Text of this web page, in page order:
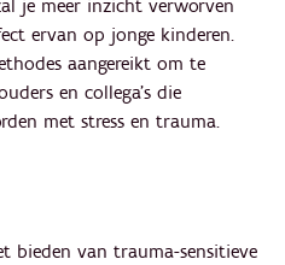
je meer inzicht verworven
ervan op jonge kinderen.
aangereikt om te
en collega’s die
met stress en trauma.
bieden van trauma-sensitieve